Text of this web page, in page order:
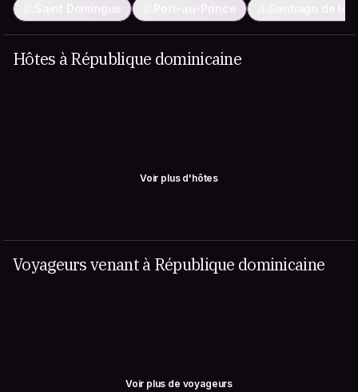
Saint Domingue Port-au-Prince
Hôtes à République dominicaine
Voir plus d'hôtes
Voyageurs venant à République dominicaine
Voir plus de voyageurs